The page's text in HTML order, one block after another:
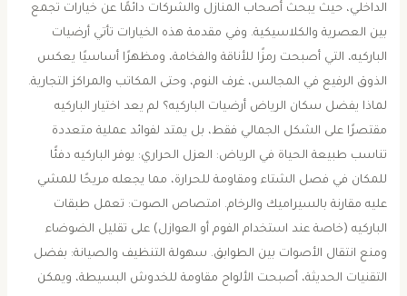
الداخلي، حيث يبحث أصحاب المنازل والشركات دائمًا عن خيارات تجمع
بين العصرية والكلاسيكية. وفي مقدمة هذه الخيارات تأتي أرضيات
الباركيه، التي أصبحت رمزًا للأناقة والفخامة، ومظهرًا أساسيًا يعكس
الذوق الرفيع في المجالس، غرف النوم، وحتى المكاتب والمراكز التجارية. ​
لماذا يفضل سكان الرياض أرضيات الباركيه؟ ​لم يعد اختيار الباركيه
مقتصرًا على الشكل الجمالي فقط، بل يمتد لفوائد عملية متعددة
تناسب طبيعة الحياة في الرياض: ​العزل الحراري: يوفر الباركيه دفئًا
للمكان في فصل الشتاء ومقاومة للحرارة، مما يجعله مريحًا للمشي
عليه مقارنة بالسيراميك والرخام. ​امتصاص الصوت: تعمل طبقات
الباركيه (خاصة عند استخدام الفوم أو العوازل) على تقليل الضوضاء
ومنع انتقال الأصوات بين الطوابق. ​سهولة التنظيف والصيانة: بفضل
التقنيات الحديثة، أصبحت الألواح مقاومة للخدوش البسيطة، ويمكن